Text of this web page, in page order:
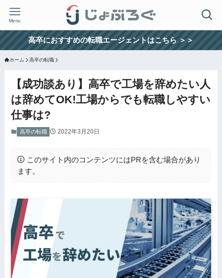
Menu
高卒におすすめの転職エージェントはこちら ＞＞
ホーム 高卒の転職
【成功談あり】高卒で工場を辞めたい人
は辞めてOK!工場からでも転職しやすい
仕事は?
高卒の転職 2022年3月20日
このサイト内のコンテンツにはPRを含む場合があり
ます。